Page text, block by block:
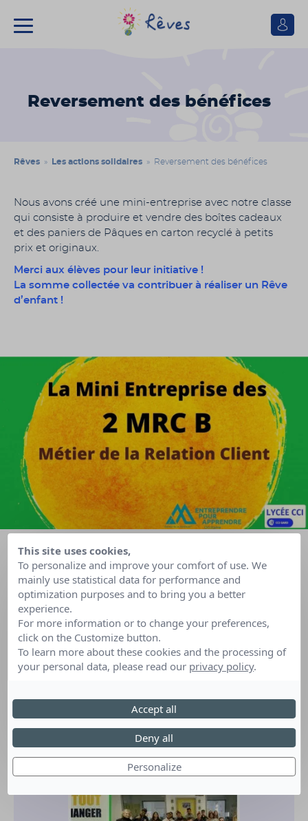
Se
Reversement des bénéfices
Rêves » Les actions solidaires » Reversement des bénéfices
Nous avons créé une mini-entreprise avec notre classe
qui consiste à produire et vendre des boîtes cadeaux
et des paniers de Pâques en carton recyclé à petits
prix et originaux.
Merci aux élèves pour leur initiative !
La somme collectée va contribuer à réaliser un Rêve
d’enfant !
Date :12 Avr au 01 Mai 2022
Lieu :Nîmes (Gard)
Organisé par :ECO GIFT
This site uses cookies,
To personalize and improve your comfort of use. We
mainly use statistical data for performance and
optimization purposes and to bring you a better
experience.
For more information or to change your preferences,
click on the Customize button.
To learn more about these cookies and the processing of
your personal data, please read our privacy policy.
Personalize
Deny all
Accept all